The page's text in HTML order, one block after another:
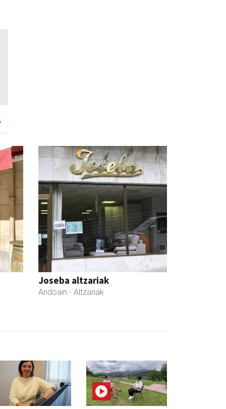
Joseba altzariak
Andoain - Altzariak